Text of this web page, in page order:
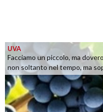
UVA
Facciamo un piccolo, ma
non soltanto nel tempo, ma